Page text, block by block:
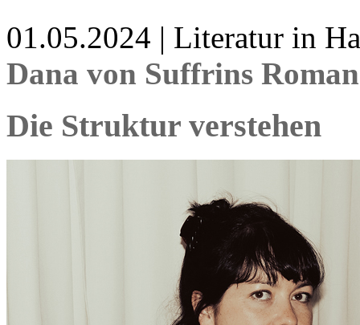
01.05.2024 | Literatur in
Dana von Suffrins
Die Struktur verstehen